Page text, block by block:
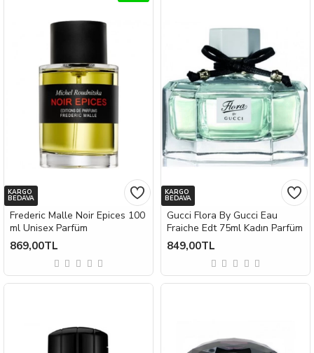
KARGO
BEDAVA
Frederic Malle Noir Epices 100
ml Unisex Parfüm
869,00TL
KARGO
BEDAVA
Gucci Flora By Gucci Eau
Fraiche Edt 75ml Kadın Parfüm
849,00TL